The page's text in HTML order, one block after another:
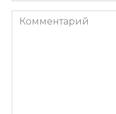
Комментарий